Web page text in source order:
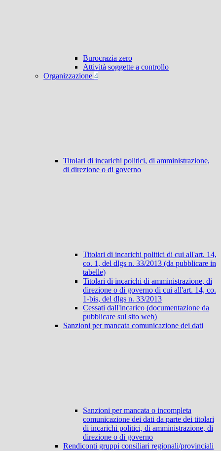
Burocrazia zero
Attività soggette a controllo
Organizzazione 4
Titolari di incarichi politici, di amministrazione,
di direzione o di governo
Titolari di incarichi politici di cui all'art. 14,
co. 1, del dlgs n. 33/2013 (da pubblicare in
tabelle)
Titolari di incarichi di amministrazione, di
direzione o di governo di cui all'art. 14, co.
1-bis, del dlgs n. 33/2013
Cessati dall'incarico (documentazione da
pubblicare sul sito web)
Sanzioni per mancata comunicazione dei dati
Sanzioni per mancata o incompleta
comunicazione dei dati da parte dei titolari
di incarichi politici, di amministrazione, di
direzione o di governo
Rendiconti gruppi consiliari regionali/provinciali